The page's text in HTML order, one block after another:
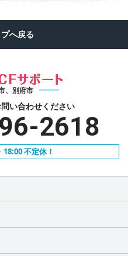
、別府市
い合わせください
2618
不定休！